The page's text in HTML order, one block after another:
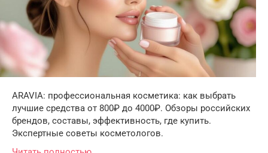
ARAVIA: профессиональная косметика: как выбрать
лучшие средства от 800₽ до 4000₽. Обзоры российских
брендов, составы, эффективность, где купить.
Экспертные советы косметологов.